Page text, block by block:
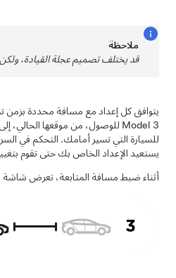
ملاحظة
قد يختلف تصميم عجلة القيادة، ولكن
يتوافق كل إعداد مع مسافة محددة بزمن تمثل
Model 3للوصول، من موقعها الحالي، إلى
للسيارة التي تسير أمامك.التحكم في السرعة
يستعيد الإعداد الخاص بك حتى تقوم بتغييره
أثناء ضبط مسافة المتابعة، تعرض شاشة